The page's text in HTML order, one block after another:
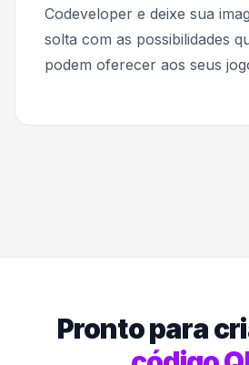
Codeveloper e deixe sua
solta com as possibilidades
podem oferecer aos seus
Pronto para